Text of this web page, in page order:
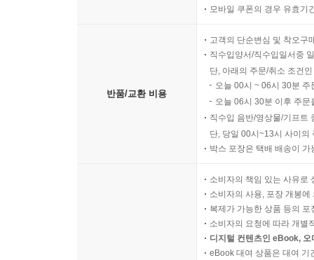
모바일 쿠폰의 경우 유효기
반품/교환 비용
고객의 단순변심 및 착오구
직수입양서/직수입일서중
단, 아래의 주문/취소 조건
오늘 00시 ~ 06시 30분
오늘 06시 30분 이후 주
직수입 음반/영상물/기프트
단, 당일 00시~13시 사이의
박스 포장은 택배 배송이
소비자의 책임 있는 사유로
소비자의 사용, 포장 개봉
복제가 가능한 상품 등의
소비자의 요청에 따라 개별
디지털 컨텐츠인 eBook,
eBook 대여 상품은 대여 기